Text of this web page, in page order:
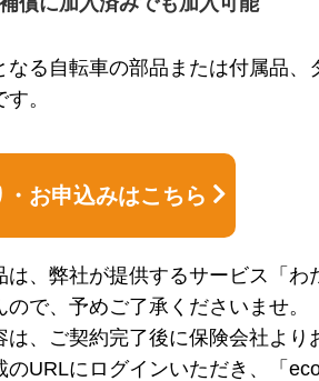
る自転車の部品または付属品、
。
・お申込みはこちら
、弊社が提供するサービス「わ
ので、予めご了承くださいませ。
は、ご契約完了後に保険会社よ
のURLにログインいただき、「